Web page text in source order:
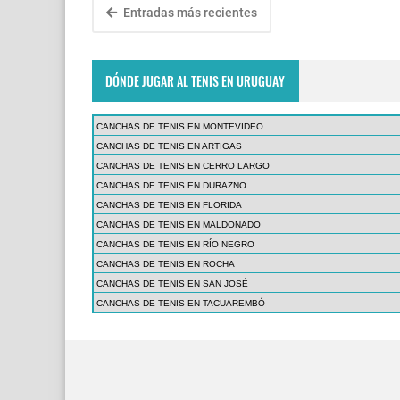
Entradas más recientes
DÓNDE JUGAR AL TENIS EN URUGUAY
CANCHAS DE TENIS EN MONTEVIDEO
CANCHAS DE TENIS EN ARTIGAS
CANCHAS DE TENIS EN CERRO LARGO
CANCHAS DE TENIS EN DURAZNO
CANCHAS DE TENIS EN FLORIDA
CANCHAS DE TENIS EN MALDONADO
CANCHAS DE TENIS EN RÍO NEGRO
CANCHAS DE TENIS EN ROCHA
CANCHAS DE TENIS EN SAN JOSÉ
CANCHAS DE TENIS EN TACUAREMBÓ